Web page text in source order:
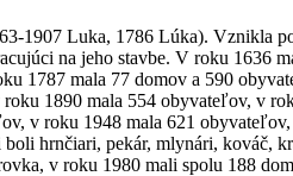
1907 Luka, 1786 Lúka). Vznikla
na jeho stavbe. V roku 1636
1787 mala 77 domov a 590
1890 mala 554 obyvateľov, v
v roku 1948 mala 621
hrnčiari, pekár, mlynári, kováč,
v roku 1980 mali spolu 188